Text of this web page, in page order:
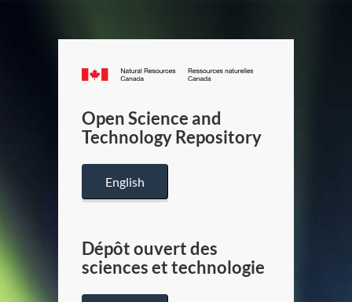
Canada.ca
/
Canada
Open Science and
Technology Repository
English
Dépôt ouvert des
sciences et technologie